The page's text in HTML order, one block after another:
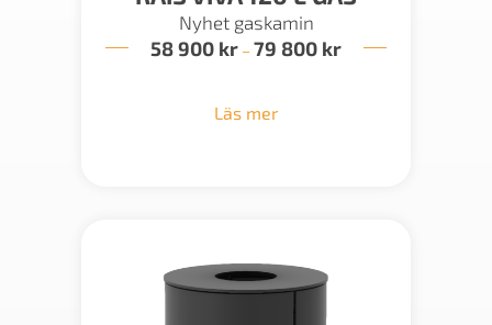
Nyhet gaskamin
58 900 kr – 79 800 krPrisintervall:
Läs mer